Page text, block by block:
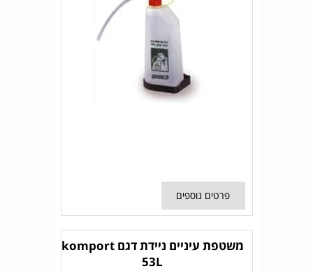
פרטים נוספים
משטפת עיניים ניידת דגם komport
53L